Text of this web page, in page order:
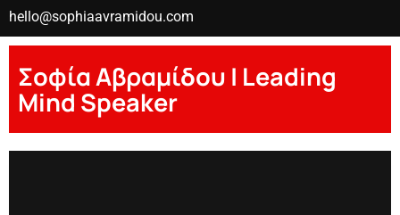
Σοφία Αβραμίδου | Leading
Mind Speaker
hello@sophiaavramidou.com